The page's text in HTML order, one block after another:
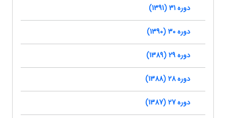
دوره 31 (1391)
دوره 30 (1390)
دوره 29 (1389)
دوره 28 (1388)
دوره 27 (1387)